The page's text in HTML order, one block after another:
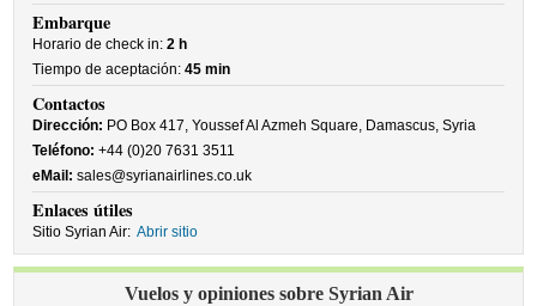
Embarque
Horario de check in:2 h
Tiempo de aceptación:45 min
Contactos
Dirección: PO Box 417, Youssef Al Azmeh Square, Damascus, Syria
Teléfono: +44 (0)20 7631 3511
eMail: sales@syrianairlines.co.uk
Enlaces útiles
Sitio Syrian Air: Abrir sitio
Vuelos y opiniones sobre Syrian Air